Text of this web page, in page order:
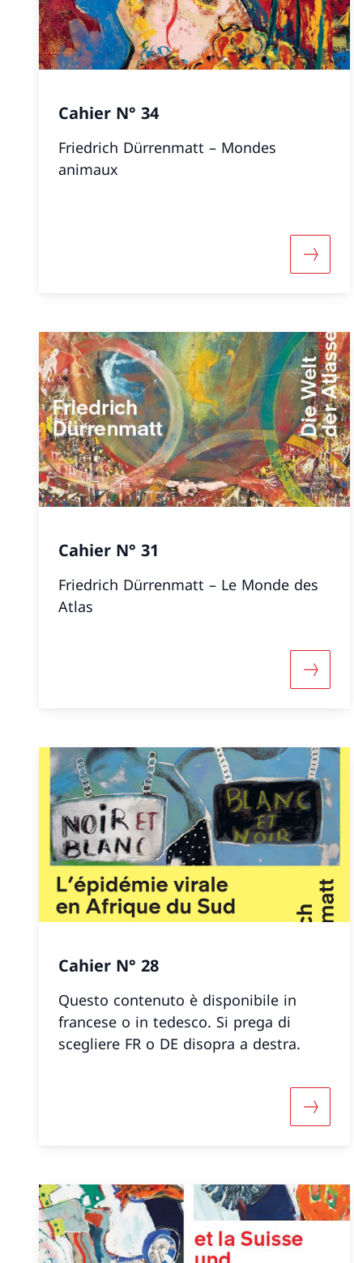
Cahier N° 34
Friedrich Dürrenmatt – Mondes
animaux
Cahier N° 31
Friedrich Dürrenmatt – Le Monde des
Atlas
Cahier N° 28
Questo contenuto è disponibile in
francese o in tedesco. Si prega di
scegliere FR o DE disopra a destra.